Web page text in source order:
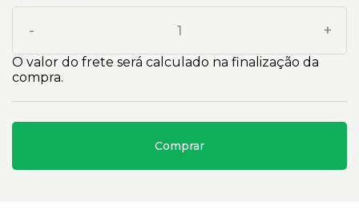
- +
O valor do frete será calculado na finalização da
compra.
Comprar